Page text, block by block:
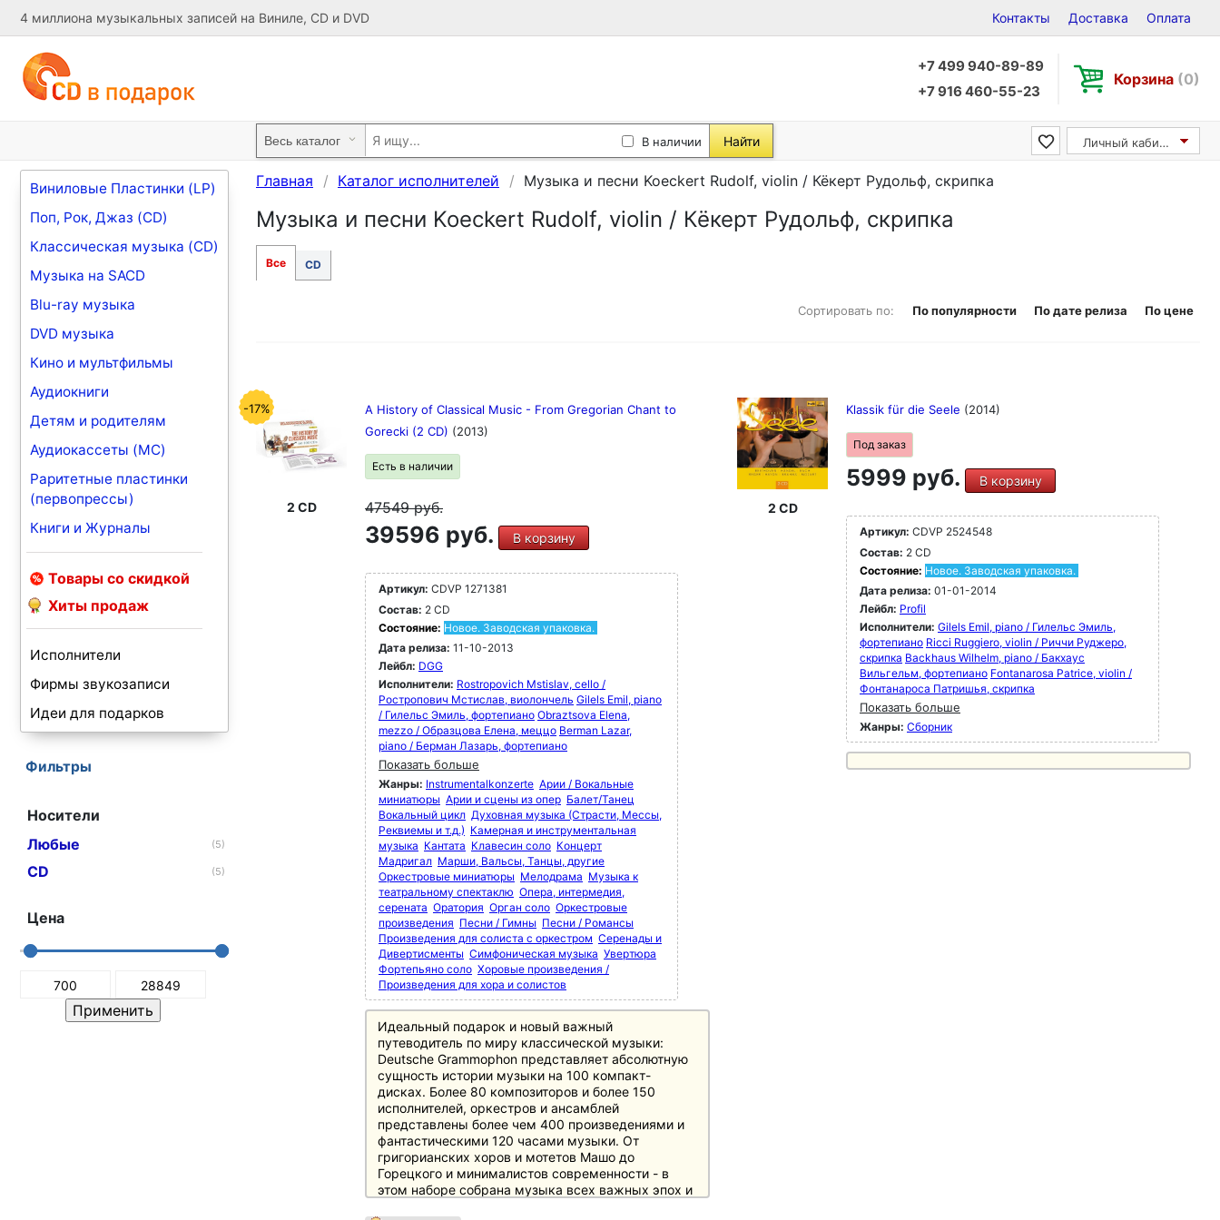
4 миллиона музыкальных записей на Виниле, CD и DVD Контакты Доставка Оплата
+7 499 940-89-89
+7 916 460-55-23
Корзина (0)
В наличии Найти Личный кабинет
Виниловые Пластинки (LP)
Поп, Рок, Джаз (CD)
Классическая музыка (CD)
Музыка на SACD
Blu-ray музыка
DVD музыка
Кино и мультфильмы
Аудиокниги
Детям и родителям
Аудиокассеты (MC)
Раритетные пластинки
(первопрессы)
Книги и Журналы
Товары со скидкой
Хиты продаж
Исполнители
Фирмы звукозаписи
Идеи для подарков
Фильтры
Носители
Любые
(5)
CD (5)
Цена
Главная Каталог исполнителей Музыка и песни Koeckert Rudolf, violin / Кёкерт Рудольф, скрипка
Музыка и песни Koeckert Rudolf, violin / Кёкерт Рудольф, скрипка
Все CD
Сортировать по: По популярности По дате релиза По цене
-17%
2 CD
A History of Classical Music - From Gregorian Chant to
Gorecki (2 CD) (2013)
Есть в наличии
47549руб.
39596 руб. В корзину
Артикул: CDVP 1271381
Состав: 2 CD
Состояние: Новое. Заводская упаковка.
Дата релиза: 11-10-2013
Лейбл: DGG
Исполнители: Rostropovich Mstislav, cello /
Ростропович Мстислав, виолончель Gilels Emil, piano
/ Гилельс Эмиль, фортепиано Obraztsova Elena,
mezzo / Образцова Елена, меццо Berman Lazar,
piano / Берман Лазарь, фортепиано
Показать больше
Жанры: Instrumentalkonzerte Арии / Вокальные
миниатюры Арии и сцены из опер Балет/Танец
Вокальный цикл Духовная музыка (Страсти, Мессы,
Реквиемы и т.д.) Камерная и инструментальная
музыка Кантата Клавесин соло Концерт
Мадригал Марши, Вальсы, Танцы, другие
Оркестровые миниатюры Мелодрама Музыка к
театральному спектаклю Опера, интермедия,
серената Оратория Орган соло Оркестровые
произведения Песни / Гимны Песни / Романсы
Произведения для солиста с оркестром Серенады и
Дивертисменты Симфоническая музыка Увертюра
Фортепьяно соло Хоровые произведения /
Произведения для хора и солистов
Идеальный подарок и новый важный
путеводитель по миру классической музыки:
Deutsche Grammophon представляет абсолютную
сущность истории музыки на 100 компакт-
дисках. Более 80 композиторов и более 150
исполнителей, оркестров и ансамблей
представлены более чем 400 произведениями и
фантастическими 120 часами музыки. От
григорианских хоров и мотетов Машо до
Горецкого и минималистов современности - в
этом наборе собрана музыка всех важных эпох и
2 CD
Klassik für die Seele (2014)
Под заказ
5999 руб. В корзину
Артикул: CDVP 2524548
Состав: 2 CD
Состояние: Новое. Заводская упаковка.
Дата релиза: 01-01-2014
Лейбл: Profil
Исполнители: Gilels Emil, piano / Гилельс Эмиль,
фортепиано Ricci Ruggiero, violin / Риччи Руджеро,
скрипка Backhaus Wilhelm, piano / Бакхаус
Вильгельм, фортепиано Fontanarosa Patrice, violin /
Фонтанароса Патришья, скрипка
Показать больше
Жанры: Сборник